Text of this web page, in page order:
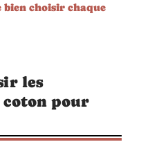
bien choisir chaque
les
coton pour